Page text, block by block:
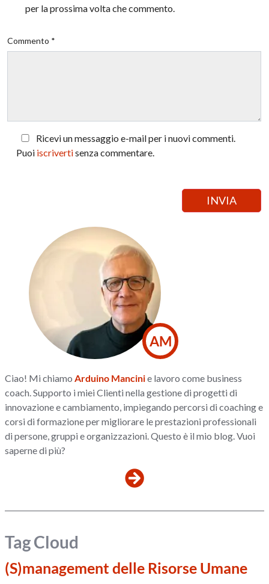
per la prossima volta che commento.
Commento *
Ricevi un messaggio e-mail per i nuovi commenti.
Puoi iscrivertisenza commentare.
AM
Ciao! Mi chiamo Arduino Mancinie lavoro come business
coach. Supporto i miei Clienti nella gestione di progetti di
innovazione e cambiamento, impiegando percorsi di coaching e
corsi di formazione per migliorare le prestazioni professionali
di persone, gruppi e organizzazioni. Questo è il mio blog. Vuoi
saperne di più?
Tag Cloud
(S)management delle Risorse Umane